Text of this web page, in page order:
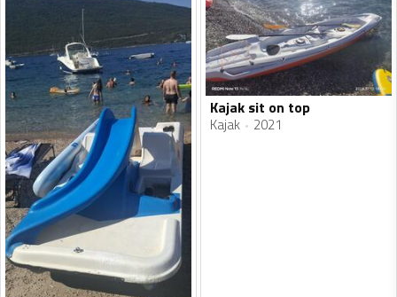
Kajak sit on top
Kajak 2021